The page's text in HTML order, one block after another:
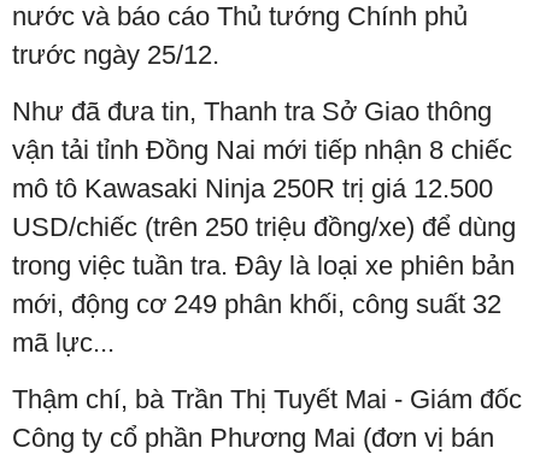
nước và báo cáo Thủ tướng Chính phủ
trước ngày 25/12.
Như đã đưa tin, Thanh tra Sở Giao thông
vận tải tỉnh Đồng Nai mới tiếp nhận 8 chiếc
mô tô Kawasaki Ninja 250R trị giá 12.500
USD/chiếc (trên 250 triệu đồng/xe) để dùng
trong việc tuần tra. Đây là loại xe phiên bản
mới, động cơ 249 phân khối, công suất 32
mã lực...
Thậm chí, bà Trần Thị Tuyết Mai - Giám đốc
Công ty cổ phần Phương Mai (đơn vị bán